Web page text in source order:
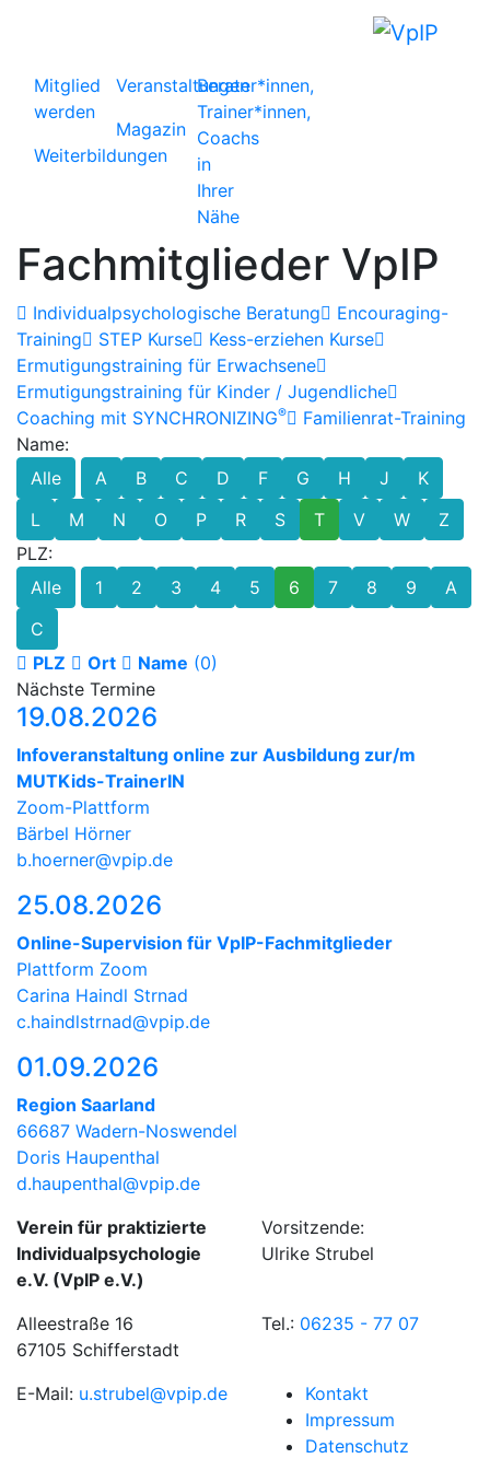
Mitglied
werden
Weiterbildungen
Veranstaltungen
Magazin
Berater*innen,
Trainer*innen,
Coachs
in
Ihrer
Nähe
Fachmitglieder VpIP
Individualpsychologische Beratung
Encouraging-
Training
STEP Kurse
Kess-erziehen Kurse
Ermutigungstraining für Erwachsene
Ermutigungstraining für Kinder / Jugendliche
Coaching mit SYNCHRONIZING®
Familienrat-Training
Name:
Alle
A B C D F G H J
K
L
M N O P R S T V W
Z
PLZ:
Alle
1 2 3 4 5 6 7 8 9
A
C
PLZ
Ort Name (0)
Nächste Termine
19.08.2026
Infoveranstaltung online zur Ausbildung zur/m
MUTKids-TrainerIN
Zoom-Plattform
Bärbel Hörner
b.hoerner@vpip.de
25.08.2026
Online-Supervision für VpIP-Fachmitglieder
Plattform Zoom
Carina Haindl Strnad
c.haindlstrnad@vpip.de
01.09.2026
Region Saarland
66687 Wadern-Noswendel
Doris Haupenthal
d.haupenthal@vpip.de
Verein für praktizierte
Individualpsychologie
e.V. (VpIP e.V.)
Vorsitzende:
Ulrike Strubel
Alleestraße 16
67105 Schifferstadt
Tel.: 06235 - 77 07
E-Mail: u.strubel@vpip.de
Kontakt
Impressum
Datenschutz